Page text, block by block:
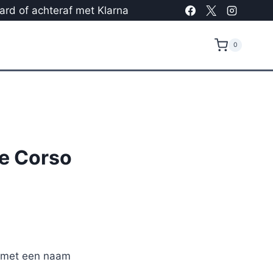
of achteraf met Klarna
0
Corso
een naam